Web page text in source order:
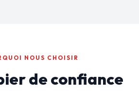
NOUS CHOISIR
de confiance